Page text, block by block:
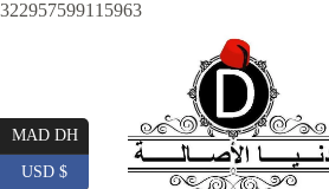
322957599115963Skip
MAD DH
USD $